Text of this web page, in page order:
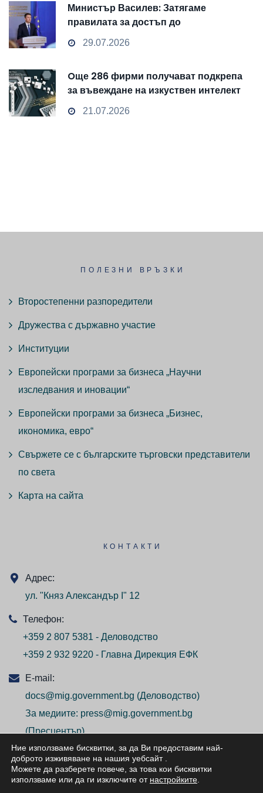
Министър Василев: Затягаме
правилата за достъп до
чувствителни данни
29.07.2026
Oще 286 фирми получават подкрепа
за въвеждане на изкуствен интелект
и облачни технологии
21.07.2026
ПОЛЕЗНИ ВРЪЗКИ
Второстепенни разпоредители
Дружества с държавно участие
Институции
Европейски програми за бизнеса „Научни
изследвания и иновации“
Европейски програми за бизнеса „Бизнес,
икономика, евро“
Свържете се с българските търговски представители
по света
Карта на сайта
КОНТАКТИ
Адрес:
ул. "Княз Александър I" 12
Телефон:
+359 2 807 5381 - Деловодство
+359 2 932 9220 - Главна Дирекция ЕФК
E-mail:
docs@mig.government.bg (Деловодство)
За медиите: press@mig.government.bg
(Пресцентър)
Ние използваме бисквитки, за да Ви предоставим най-
доброто изживяване на нашия уебсайт.
Можете да разберете повече, за това кои бисквитки
използваме или да ги изключите от настройките